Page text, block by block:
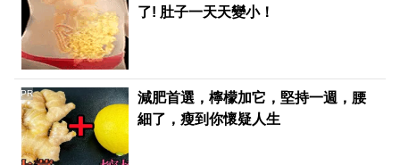
了! 肚子一天天變小！
減肥首選，檸檬加它，堅持一週，腰
細了，瘦到你懷疑人生
PR